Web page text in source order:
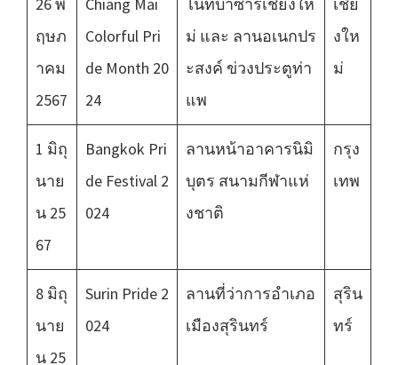
ฤษภ
าคม
2567
Colorful Pri
de Month 20
24
ม่ และ ลานอเนกปร
ะสงค์ ข่วงประตูท่า
แพ
งให
ม่
1 มิถุ
นาย
น 25
67
Bangkok Pri
de Festival 2
024
ลานหน้าอาคารนิมิ
บุตร สนามกีฬาแห่
งชาติ
กรุง
เทพ
8 มิถุ
นาย
น 25
Surin Pride 2
024
ลานที่ว่าการอำเภอ
เมืองสุรินทร์
สุริน
ทร์